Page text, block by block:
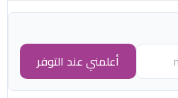
أعلمني عند التوفر